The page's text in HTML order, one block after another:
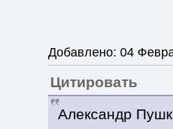
Добавлено: 04
Цитировать
Александр